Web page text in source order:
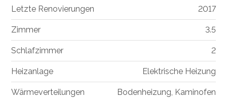
Letzte Renovierungen 2017
Zimmer 3.5
Schlafzimmer 2
Heizanlage Elektrische Heizung
Wärmeverteilungen Bodenheizung, Kaminofen